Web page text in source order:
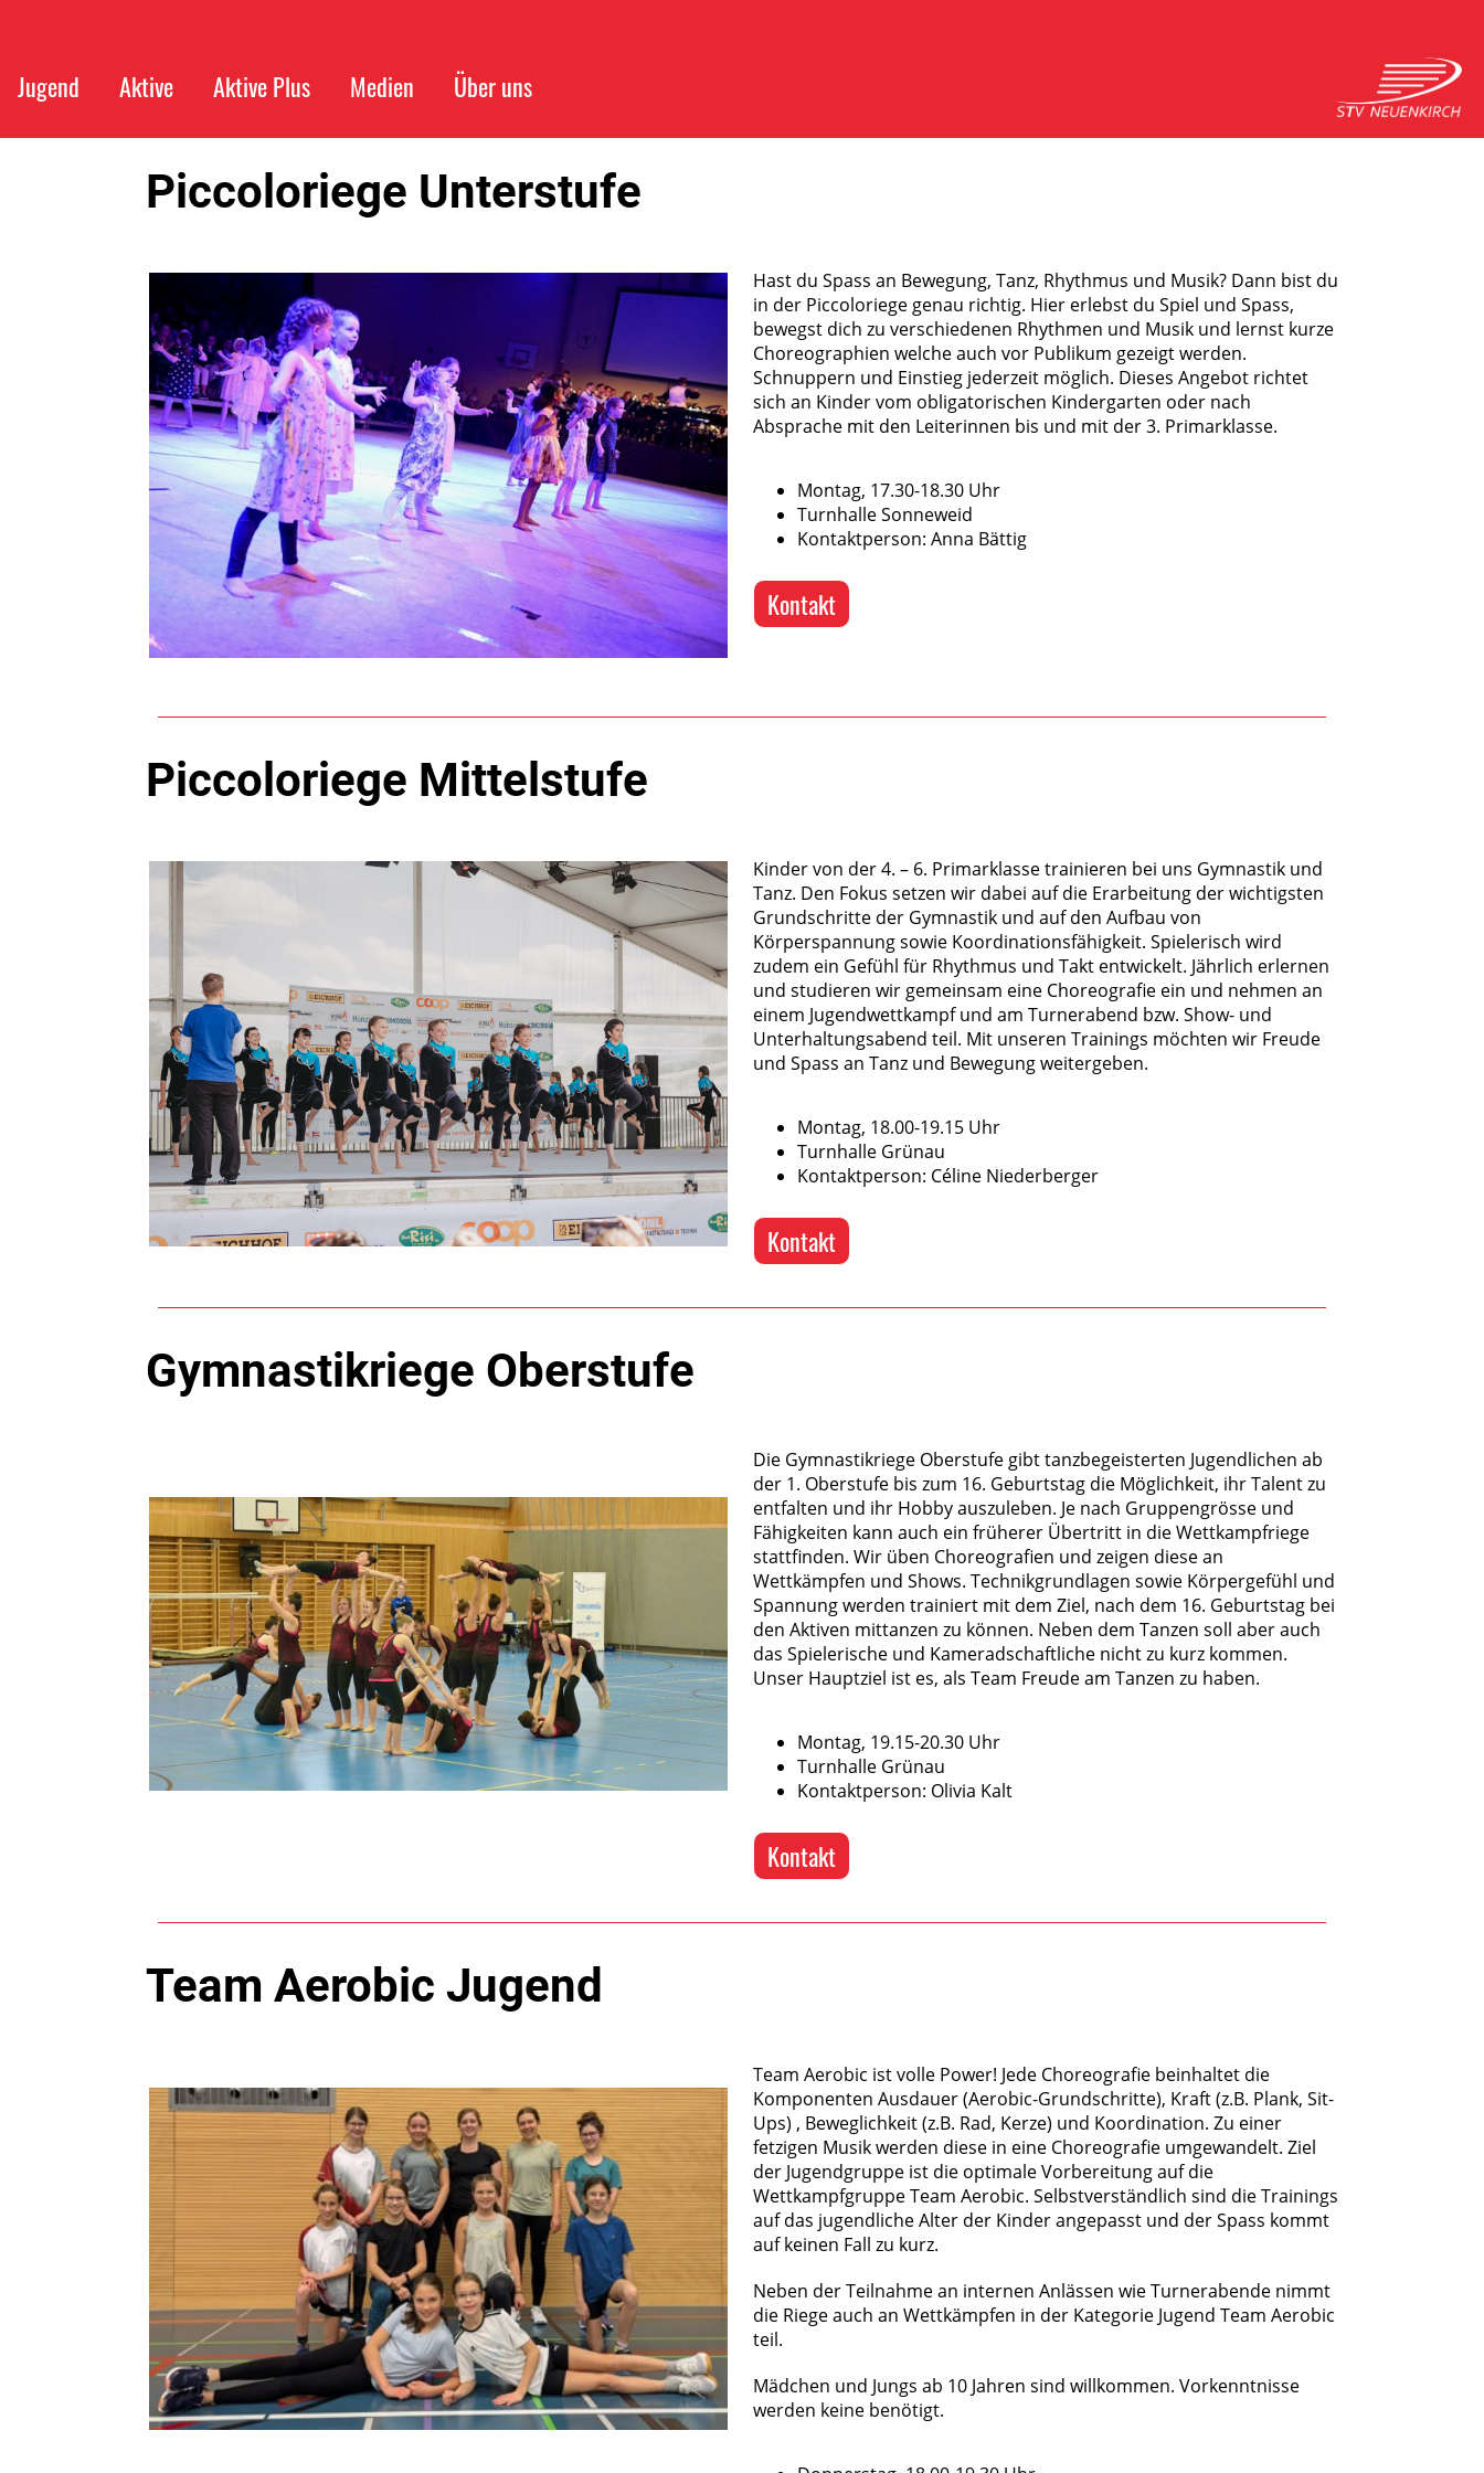
Jugend Aktive Aktive Plus Medien Über uns
Piccoloriege Unterstufe
Hast du Spass an Bewegung, Tanz, Rhythmus und Musik? Dann bist du
in der Piccoloriege genau richtig. Hier erlebst du Spiel und Spass,
bewegst dich zu verschiedenen Rhythmen und Musik und lernst kurze
Choreographien welche auch vor Publikum gezeigt werden.
Schnuppern und Einstieg jederzeit möglich. Dieses Angebot richtet
sich an Kinder vom obligatorischen Kindergarten oder nach
Absprache mit den Leiterinnen bis und mit der 3. Primarklasse.
Montag, 17.30-18.30 Uhr
Turnhalle Sonneweid
Kontaktperson: Anna Bättig
Kontakt
Piccoloriege Mittelstufe
Kinder von der 4. – 6. Primarklasse trainieren bei uns Gymnastik und
Tanz. Den Fokus setzen wir dabei auf die Erarbeitung der wichtigsten
Grundschritte der Gymnastik und auf den Aufbau von
Körperspannung sowie Koordinationsfähigkeit. Spielerisch wird
zudem ein Gefühl für Rhythmus und Takt entwickelt. Jährlich erlernen
und studieren wir gemeinsam eine Choreografie ein und nehmen an
einem Jugendwettkampf und am Turnerabend bzw. Show- und
Unterhaltungsabend teil. Mit unseren Trainings möchten wir Freude
und Spass an Tanz und Bewegung weitergeben.
Montag, 18.00-19.15 Uhr
Turnhalle Grünau
Kontaktperson: Céline Niederberger
Kontakt
Gymnastikriege Oberstufe
Die Gymnastikriege Oberstufe gibt tanzbegeisterten Jugendlichen ab
der 1. Oberstufe bis zum 16. Geburtstag die Möglichkeit, ihr Talent zu
entfalten und ihr Hobby auszuleben. Je nach Gruppengrösse und
Fähigkeiten kann auch ein früherer Übertritt in die Wettkampfriege
stattfinden. Wir üben Choreografien und zeigen diese an
Wettkämpfen und Shows. Technikgrundlagen sowie Körpergefühl und
Spannung werden trainiert mit dem Ziel, nach dem 16. Geburtstag bei
den Aktiven mittanzen zu können. Neben dem Tanzen soll aber auch
das Spielerische und Kameradschaftliche nicht zu kurz kommen.
Unser Hauptziel ist es, als Team Freude am Tanzen zu haben.
Montag, 19.15-20.30 Uhr
Turnhalle Grünau
Kontaktperson: Olivia Kalt
Kontakt
Team Aerobic Jugend
Team Aerobic ist volle Power! Jede Choreografie beinhaltet die
Komponenten Ausdauer (Aerobic-Grundschritte), Kraft (z.B. Plank, Sit-
Ups) , Beweglichkeit (z.B. Rad, Kerze) und Koordination. Zu einer
fetzigen Musik werden diese in eine Choreografie umgewandelt. Ziel
der Jugendgruppe ist die optimale Vorbereitung auf die
Wettkampfgruppe Team Aerobic. Selbstverständlich sind die Trainings
auf das jugendliche Alter der Kinder angepasst und der Spass kommt
auf keinen Fall zu kurz.
Neben der Teilnahme an internen Anlässen wie Turnerabende nimmt
die Riege auch an Wettkämpfen in der Kategorie Jugend Team Aerobic
teil.
Mädchen und Jungs ab 10 Jahren sind willkommen. Vorkenntnisse
werden keine benötigt.